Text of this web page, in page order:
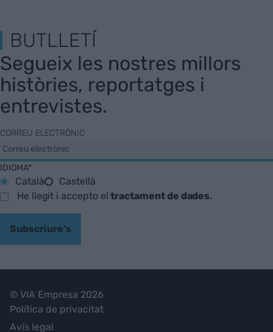
BUTLLETÍ
Segueix les nostres millors
històries, reportatges i
entrevistes.
CORREU ELECTRÒNIC
IDIOMA*
Català
Castellà
He llegit i accepto eltractament de dades.
Subscriure's
© VIA Empresa 2026
Política de privacitat
Avís legal